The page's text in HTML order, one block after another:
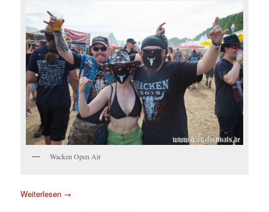
Wacken Open Air
Weiterlesen →